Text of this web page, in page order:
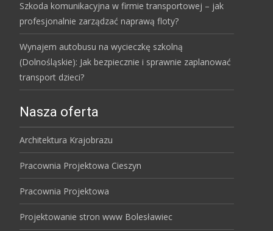
Szkoda komunikacyjna w firmie transportowej – jak
profesjonalnie zarządzać naprawą floty?
Wynajem autobusu na wycieczkę szkolną
(Dolnośląskie): Jak bezpiecznie i sprawnie zaplanować
transport dzieci?
Nasza oferta
Architektura Krajobrazu
Pracownia Projektowa Cieszyn
Pracownia Projektowa
Projektowanie stron www Bolesławiec